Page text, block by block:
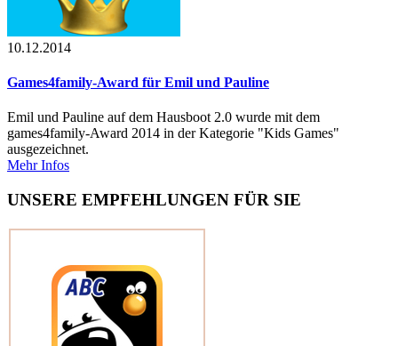
10.12.2014
Games4family-Award für Emil und Pauline
Emil und Pauline auf dem Hausboot 2.0 wurde mit dem
games4family-Award 2014 in der Kategorie "Kids Games"
ausgezeichnet.
Mehr Infos
UNSERE EMPFEHLUNGEN FÜR SIE